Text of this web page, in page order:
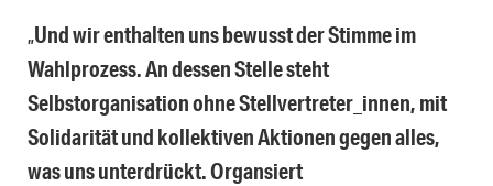
„Und wir enthalten uns bewusst der Stimme im
Wahlprozess. An dessen Stelle steht
Selbstorganisation ohne Stellvertreter_innen, mit
Solidarität und kollektiven Aktionen gegen alles,
was uns unterdrückt. Organsiert